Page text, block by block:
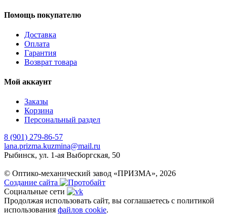
Помощь покупателю
Доставка
Оплата
Гарантия
Возврат товара
Мой аккаунт
Заказы
Корзина
Персональный раздел
8 (901) 279-86-57
lana.prizma.kuzmina@mail.ru
Рыбинск, ул. 1-ая Выборгская, 50
© Оптико-механический завод «ПРИЗМА», 2026
Создание сайта
Социальные сети
Продолжая использовать сайт, вы соглашаетесь с политикой
использования файлов cookie.